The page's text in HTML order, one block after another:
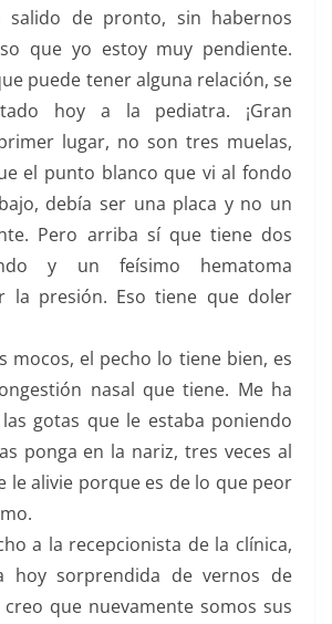
salido de pronto, sin habernos
que yo estoy muy pendiente.
puede tener alguna relación, se
hoy a la pediatra. ¡Gran
lugar, no son tres muelas,
el punto blanco que vi al fondo
debía ser una placa y no un
Pero arriba sí que tiene dos
y un feísimo hematoma
la presión. Eso tiene que doler
mocos, el pecho lo tiene bien, es
nasal que tiene. Me ha
gotas que le estaba poniendo
ponga en la nariz, tres veces al
le alivie porque es de lo que peor
a la recepcionista de la clínica,
hoy sorprendida de vernos de
que nuevamente somos sus